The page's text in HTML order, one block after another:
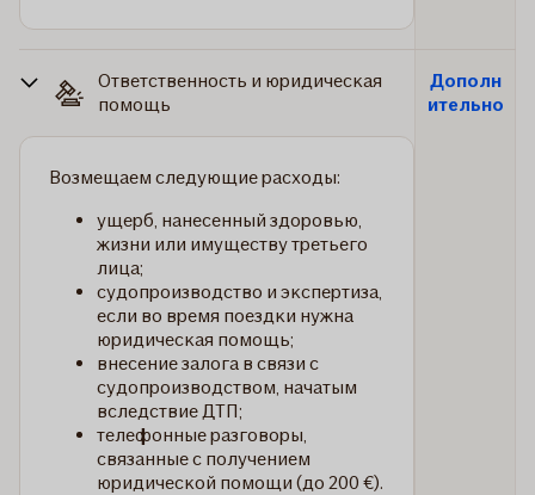
Ответственность и юридическая
помощь
Возмещаем следующие расходы:
ущерб, нанесенный здоровью,
жизни или имуществу третьего
лица;
судопроизводство и экспертиза,
если во время поездки нужна
юридическая помощь;
внесение залога в связи с
судопроизводством, начатым
вследствие ДТП;
телефонные разговоры,
связанные с получением
юридической помощи (до 200 €).
Дополн
ительно